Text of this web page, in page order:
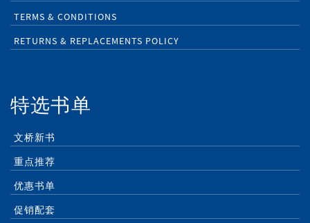
TERMS & CONDITIONS
RETURNS & REPLACEMENTS POLICY
特选书单
文桥新书
重点推荐
优惠书单
促销配套